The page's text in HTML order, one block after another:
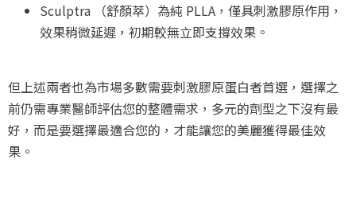
Sculptra （舒顏萃）為純 PLLA，僅具刺激膠原作用，
效果稍微延遲，初期較無立即支撐效果。
但上述兩者也為市場多數需要刺激膠原蛋白者首選，選擇之
前仍需專業醫師評估您的整體需求，多元的劑型之下沒有最
好，而是要選擇最適合您的，才能讓您的美麗獲得最佳效
果。